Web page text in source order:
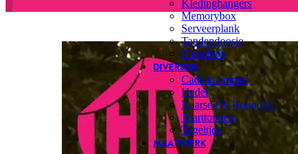
Kledinghangers
Memorybox
Serveerplank
Tandendoosje
Theedoos
DIVERSEN
Cadeau emmer
Hedel
Kaarsen & Roundies
Taarttoppers
Tegeltjes
MAATWERK